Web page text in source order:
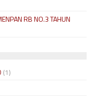
RB NO.3 TAHUN
(1)